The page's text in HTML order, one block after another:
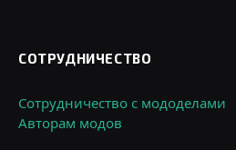
СОТРУДНИЧЕСТВО
Сотрудничество с мододелами
Авторам модов